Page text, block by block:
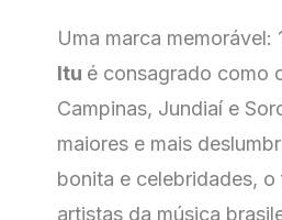
Uma marca memorável:
Itu é consagrado como
Campinas, Jundiaí e
maiores e mais
bonita e celebridades,
artistas da música